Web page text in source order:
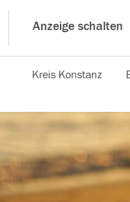
Anzeige schalten
Kreis Konstanz